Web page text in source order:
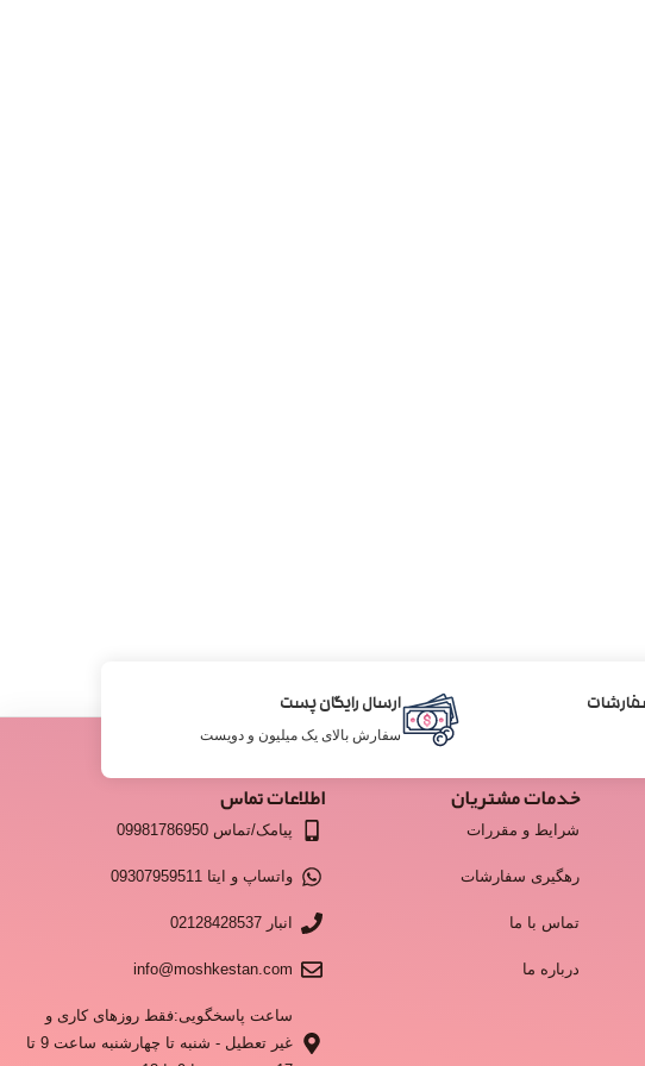
ارسال رایگان پست
سفارش بالای یک میلیون و دویست
خدمات مشتریان
شرایط و مقررات
رهگیری سفارشات
تماس با ما
درباره ما
اطلاعات تماس
پیامک/تماس 09981786950
واتساپ و ایتا 09307959511
انبار 02128428537
info@moshkestan.com
ساعت پاسخگویی:فقط روزهای کاری و
غیر تعطیل - شنبه تا چهارشنبه ساعت 9 تا